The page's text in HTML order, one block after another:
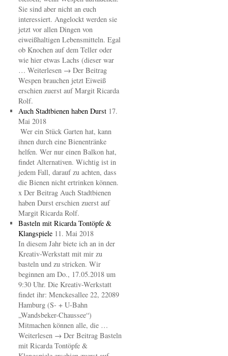
Sie sind aber nicht an euch
interessiert. Angelockt werden sie
jetzt vor allen Dingen von
eiweißhaltigen Lebensmitteln. Egal
ob Knochen auf dem Teller oder
wie hier etwas Lachs (dieser war
… Weiterlesen → Der Beitrag
Wespen brauchen jetzt Eiweiß
erschien zuerst auf Margit Ricarda
Rolf.
Auch Stadtbienen haben Durst 17.
Mai 2018
Wer ein Stück Garten hat, kann
ihnen durch eine Bienentränke
helfen. Wer nur einen Balkon hat,
findet Alternativen. Wichtig ist in
jedem Fall, darauf zu achten, dass
die Bienen nicht ertrinken können.
x Der Beitrag Auch Stadtbienen
haben Durst erschien zuerst auf
Margit Ricarda Rolf.
Basteln mit Ricarda Tontöpfe &
Klangspiele 11. Mai 2018
In diesem Jahr biete ich an in der
Kreativ-Werkstatt mit mir zu
basteln und zu stricken. Wir
beginnen am Do., 17.05.2018 um
9:30 Uhr. Die Kreativ-Werkstatt
findet ihr: Menckesallee 22, 22089
Hamburg (S- + U-Bahn
„Wandsbeker-Chaussee“)
Mitmachen können alle, die …
Weiterlesen → Der Beitrag Basteln
mit Ricarda Tontöpfe &